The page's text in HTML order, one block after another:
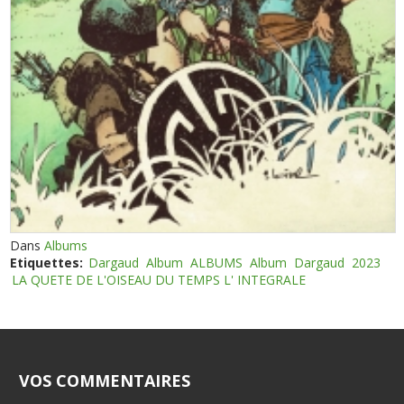
DansAlbums
Etiquettes: Dargaud Album ALBUMS Album Dargaud 2023
LA QUETE DE L'OISEAU DU TEMPS L' INTEGRALE
VOS COMMENTAIRES